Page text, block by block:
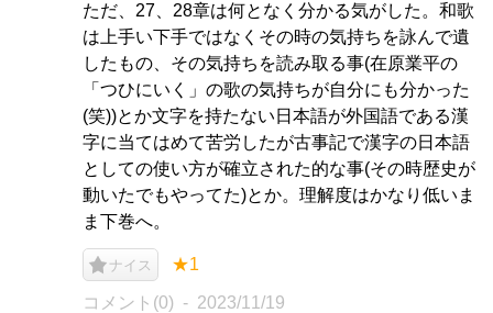
ただ、27、28章は何となく分かる気がした。和歌
は上手い下手ではなくその時の気持ちを詠んで遺
したもの、その気持ちを読み取る事(在原業平の
「つひにいく」の歌の気持ちが自分にも分かった
(笑))とか文字を持たない日本語が外国語である漢
字に当てはめて苦労したが古事記で漢字の日本語
としての使い方が確立された的な事(その時歴史が
動いたでもやってた)とか。理解度はかなり低いま
ま下巻へ。
ナイス ★1
コメント(0) 2023/11/19